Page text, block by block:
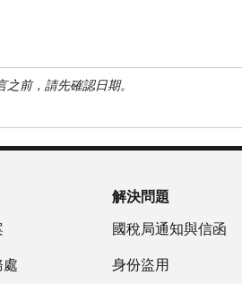
前，請先確認日期。
解決問題
國稅局通知與信函
身份盜用